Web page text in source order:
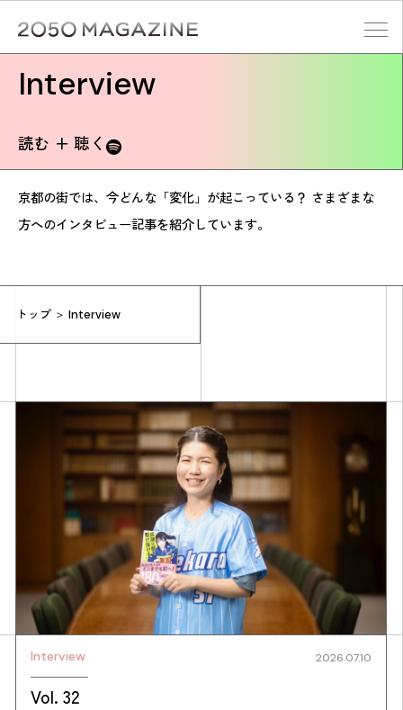
content
Simulation
CO₂削減効果を測る
Interview
トップ ＞ Interview
読む + 聴く
京都の街では、今どんな「変化」が起こっている？ さまざまな
方へのインタビュー記事を紹介しています。
Interview 2026.07.10
Vol. 32